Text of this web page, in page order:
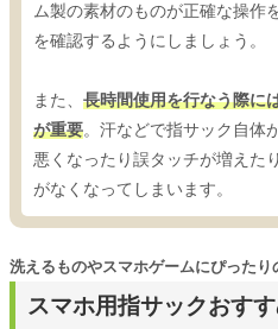
ム製の素材のものが正確な操作
を確認するようにしましょう。
また、 長時間使用を行なう際に
が重要。汗などで指サック自体
悪くなったり誤タッチが増えた
がなくなってしまいます。
スマホ用指サックおす
洗えるものやスマホゲームにぴったり